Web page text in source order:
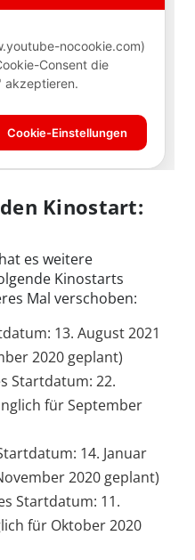
Kinostart:
es weitere
Kinostarts
Mal verschoben:
13. August 2021
2020 geplant)
Startdatum: 22.
für September
14. Januar
2020 geplant)
Startdatum: 11.
für Oktober 2020